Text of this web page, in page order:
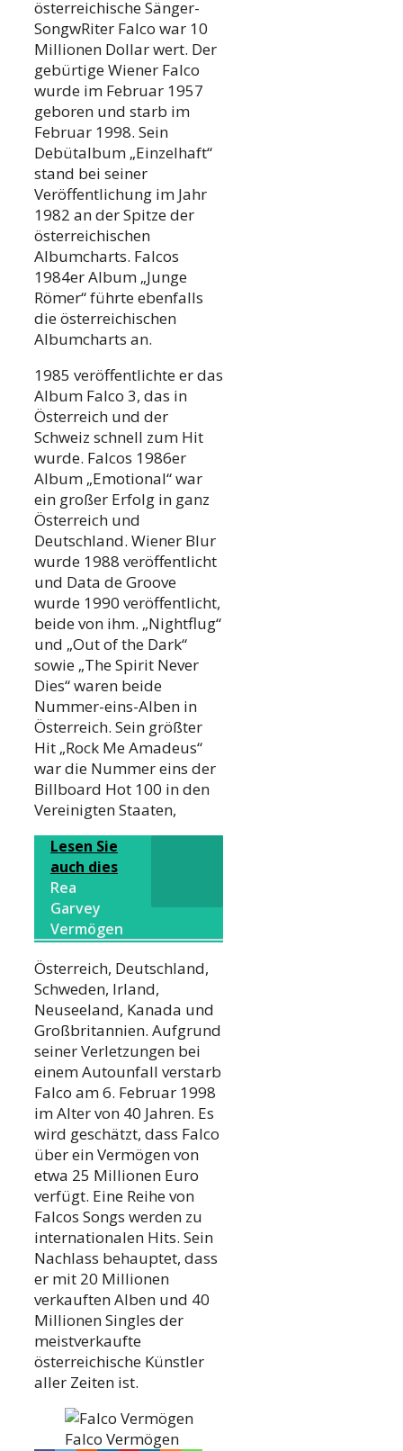
österreichische Sänger-
SongwRiter Falco war 10
Millionen Dollar wert. Der
gebürtige Wiener Falco
wurde im Februar 1957
geboren und starb im
Februar 1998. Sein
Debütalbum „Einzelhaft“
stand bei seiner
Veröffentlichung im Jahr
1982 an der Spitze der
österreichischen
Albumcharts. Falcos
1984er Album „Junge
Römer“ führte ebenfalls
die österreichischen
Albumcharts an.
1985 veröffentlichte er das
Album Falco 3, das in
Österreich und der
Schweiz schnell zum Hit
wurde. Falcos 1986er
Album „Emotional“ war
ein großer Erfolg in ganz
Österreich und
Deutschland. Wiener Blur
wurde 1988 veröffentlicht
und Data de Groove
wurde 1990 veröffentlicht,
beide von ihm. „Nightflug“
und „Out of the Dark“
sowie „The Spirit Never
Dies“ waren beide
Nummer-eins-Alben in
Österreich. Sein größter
Hit „Rock Me Amadeus“
war die Nummer eins der
Billboard Hot 100 in den
Vereinigten Staaten,
Lesen Sie
auch dies
Rea
Garvey
Vermögen
Österreich, Deutschland,
Schweden, Irland,
Neuseeland, Kanada und
Großbritannien. Aufgrund
seiner Verletzungen bei
einem Autounfall verstarb
Falco am 6. Februar 1998
im Alter von 40 Jahren. Es
wird geschätzt, dass Falco
über ein Vermögen von
etwa 25 Millionen Euro
verfügt. Eine Reihe von
Falcos Songs werden zu
internationalen Hits. Sein
Nachlass behauptet, dass
er mit 20 Millionen
verkauften Alben und 40
Millionen Singles der
meistverkaufte
österreichische Künstler
aller Zeiten ist.
Falco Vermögen